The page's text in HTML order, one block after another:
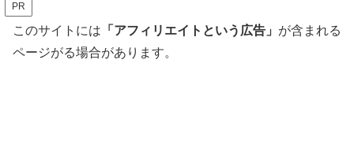
PR
このサイトには 「アフィリエイトという広告」 が含まれる
ページがる場合があります。